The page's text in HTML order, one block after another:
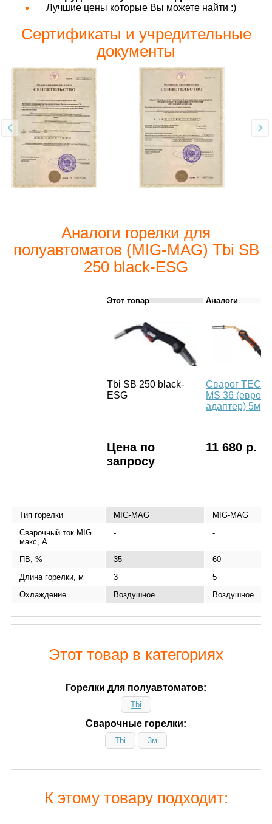
Лучшие цены которые Вы можете найти :)
Сертификаты и учредительные
документы
Аналоги горелки для
полуавтоматов (MIG-MAG) Tbi SB
250 black-ESG
Этот товар Аналоги
Tbi SB 250 black-
ESG
Сварог TECH
MS 36 (евро
адаптер) 5м
Цена по
запросу
11 680 р.
Тип горелки MIG-MAG
MIG-MAG
Сварочный ток MIG
макс, А
- -
ПВ, % 35
60
Длина горелки, м
3
5
Охлаждение
Воздушное Воздушное
Этот товар в категориях
Горелки для полуавтоматов:
Tbi
Сварочные горелки:
Tbi 3м
К этому товару подходит: